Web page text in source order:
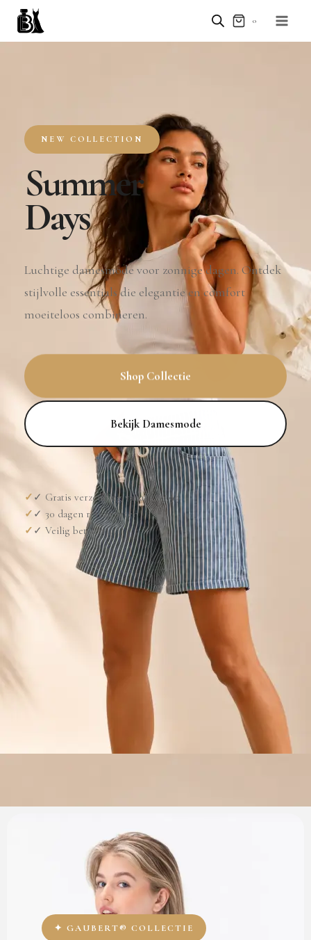
0
NEW COLLECTION
Summer
Days
Luchtige damesmode voor zonnige dagen. Ontdek
stijlvolle essentials die elegantie en comfort
moeiteloos combineren.
Shop Collectie
Bekijk Damesmode
✓ Gratis verzending vanaf €39,99
✓ 30 dagen retourneren
✓ Veilig betalen
✦ GAUBERT® COLLECTIE